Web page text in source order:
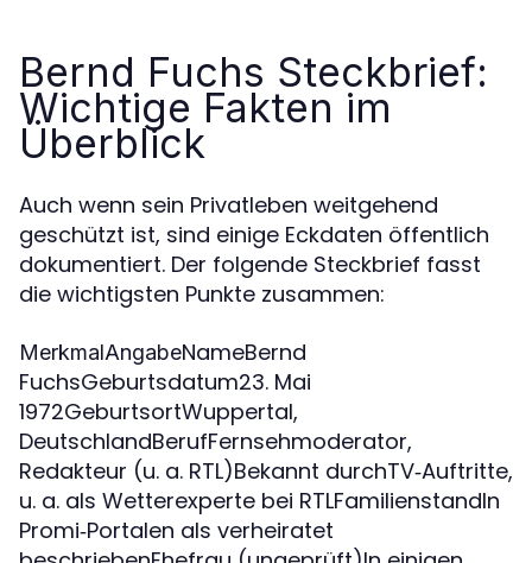
Bernd Fuchs Steckbrief:
Wichtige Fakten im
Überblick
Auch wenn sein Privatleben weitgehend
geschützt ist, sind einige Eckdaten öffentlich
dokumentiert. Der folgende Steckbrief fasst
die wichtigsten Punkte zusammen:
MerkmalAngabeNameBernd
FuchsGeburtsdatum23. Mai
1972GeburtsortWuppertal,
DeutschlandBerufFernsehmoderator,
Redakteur (u. a. RTL)Bekannt durchTV‑Auftritte,
u. a. als Wetterexperte bei RTLFamilienstandIn
Promi‑Portalen als verheiratet